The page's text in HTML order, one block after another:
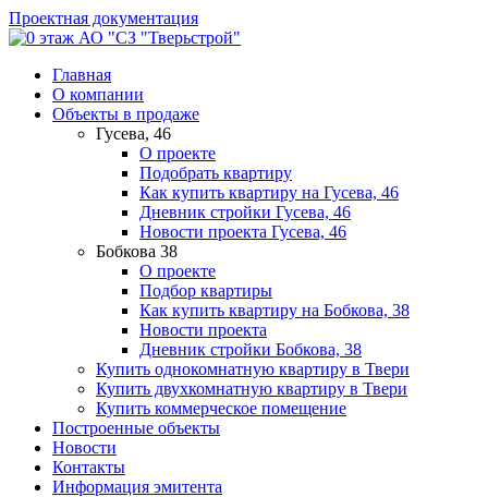
Проектная документация
АО "СЗ "Тверьстрой"
Главная
О компании
Объекты в продаже
Гусева, 46
О проекте
Подобрать квартиру
Как купить квартиру на Гусева, 46
Дневник стройки Гусева, 46
Новости проекта Гусева, 46
Бобкова 38
О проекте
Подбор квартиры
Как купить квартиру на Бобкова, 38
Новости проекта
Дневник стройки Бобкова, 38
Купить однокомнатную квартиру в Твери
Купить двухкомнатную квартиру в Твери
Купить коммерческое помещение
Построенные объекты
Новости
Контакты
Информация эмитента